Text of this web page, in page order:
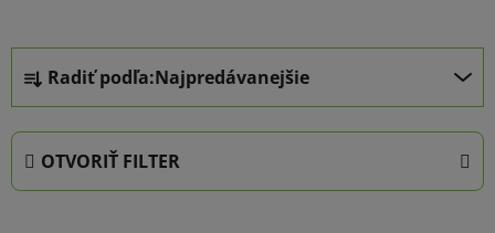
R
d
e
n
Radiť podľa:Najpredávanejšie
OTVORIŤ FILTER